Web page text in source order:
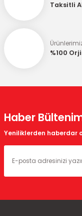
Taksitli
%100
Haber
Yeniliklerden haberdar